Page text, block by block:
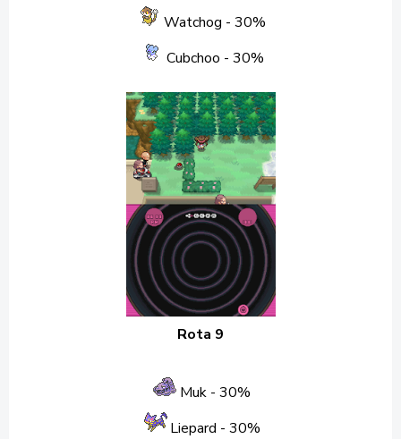
Watchog - 30%
Cubchoo - 30%
Rota 9
Muk - 30%
Liepard - 30%